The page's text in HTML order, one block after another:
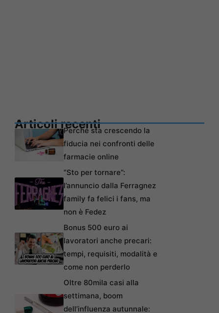
Articoli recentiPerché sta crescendo la
fiducia nei confronti delle
farmacie online
“Sto per tornare”:
l’annuncio dalla Ferragnez
family fa felici i fans, ma
non è Fedez
Bonus 500 euro ai
lavoratori anche precari:
tempi, requisiti, modalità e
come non perderlo
Oltre 80mila casi alla
settimana, boom
dell’influenza autunnale: